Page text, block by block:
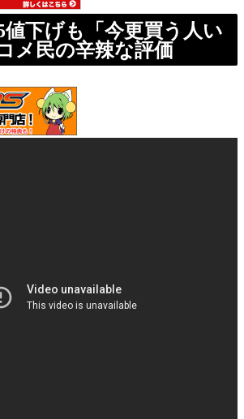
値下げも「今更買う人い
メ民の辛辣な評価